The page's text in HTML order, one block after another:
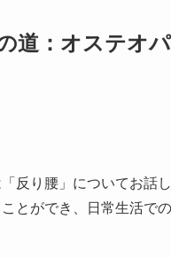
道：オステオ
反り腰」についてお話
とができ、日常生活で